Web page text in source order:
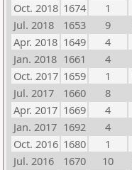
Oct. 2018 1674 1
Jul. 2018
1653 9
Apr. 2018 1649 4
Jan. 2018 1661 4
Oct. 2017 1659 1
Jul. 2017
1660 8
Apr. 2017 1669 4
Jan. 2017 1692 4
Oct. 2016 1680 1
Jul. 2016
1670 10